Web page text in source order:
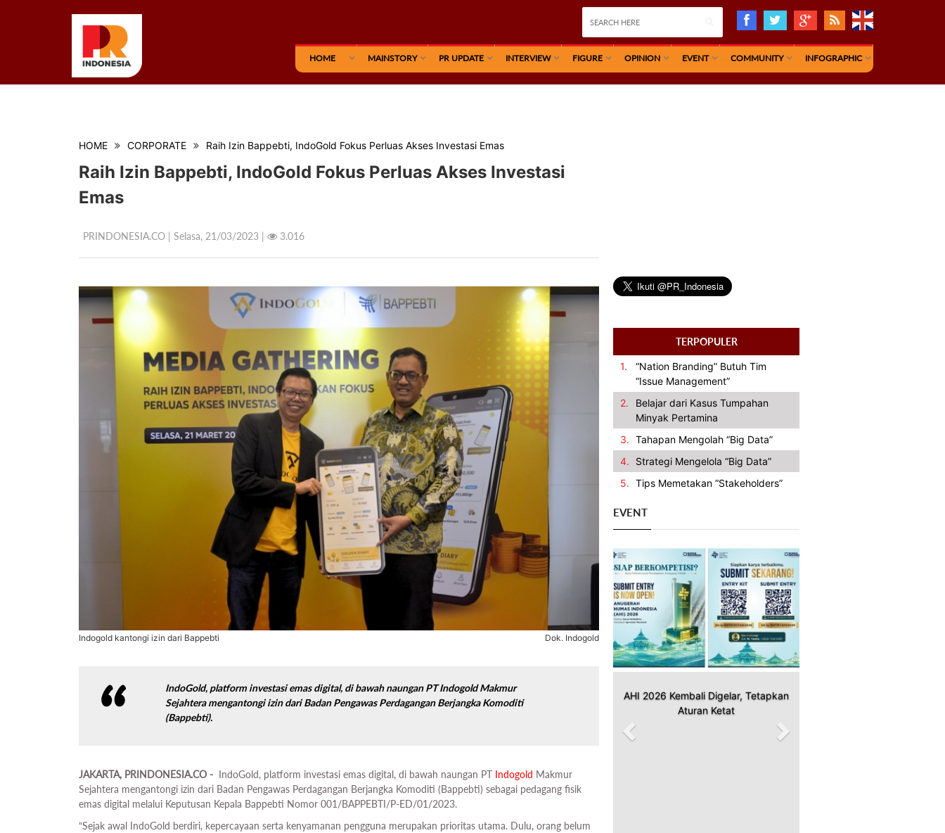
HOME MAINSTORY PR UPDATE INTERVIEW FIGURE OPINION EVENT COMMUNITY INFOGRAPHIC
HOME CORPORATE Raih Izin Bappebti, IndoGold Fokus Perluas Akses Investasi Emas
Raih Izin Bappebti, IndoGold Fokus Perluas Akses Investasi
Emas
PRINDONESIA.CO | Selasa, 21/03/2023 | 3.016
Indogold kantongi izin dari Bappebti Dok. Indogold
IndoGold, platform investasi emas digital, di bawah naungan PT Indogold Makmur
Sejahtera mengantongi izin dari Badan Pengawas Perdagangan Berjangka Komoditi
(Bappebti).
JAKARTA, PRINDONESIA.CO - IndoGold, platform investasi emas digital, di bawah naungan PT Indogold Makmur
Sejahtera mengantongi izin dari Badan Pengawas Perdagangan Berjangka Komoditi (Bappebti) sebagai pedagang fisik
emas digital melalui Keputusan Kepala Bappebti Nomor 001/BAPPEBTI/P-ED/01/2023.
“Sejak awal IndoGold berdiri, kepercayaan serta kenyamanan pengguna merupakan prioritas utama. Dulu, orang belum
TERPOPULER
1.
“Nation Branding” Butuh Tim
“Issue Management”
2.
Belajar dari Kasus Tumpahan
Minyak Pertamina
3. Tahapan Mengolah “Big Data”
4.
Strategi Mengelola “Big Data”
5. Tips Memetakan “Stakeholders”
EVENT
AHI 2026 Kembali Digelar, Tetapkan
Aturan Ketat
Previous Next